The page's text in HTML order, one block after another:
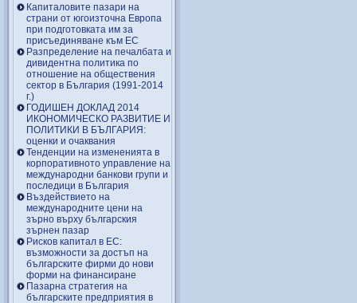
Капиталовите пазари на
страни от югоизточна Европа
при подготовката им за
присъединяване към ЕС
Разпределение на печалбата и
дивидентна политика по
отношение на обществения
сектор в България (1991-2014
г.)
ГОДИШЕН ДОКЛАД 2014
ИКОНОМИЧЕСКО РАЗВИТИЕ И
ПОЛИТИКИ В БЪЛГАРИЯ:
оценки и очаквания
Тенденции на измененията в
корпоративното управление на
международни банкови групи и
последици в България
Въздействието на
международните цени на
зърно върху българския
зърнен пазар
Рисков капитал в ЕС:
възможности за достъп на
българските фирми до нови
форми на финансиране
Пазарна стратегия на
българските предприятия в